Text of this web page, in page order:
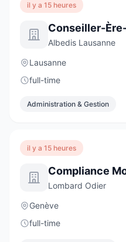
il y a 15 heures
Albedis Lausanne
Lausanne
full-time
Administration & Gestion
il y a 15 heures
Lombard Odier
Genève
full-time